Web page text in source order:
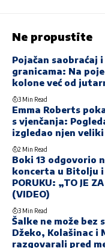
Ne propustite
Pojačan saobraćaj
granicama: Na
kolone već od
3 Min Read
Emma Roberts
s vjenčanja:
izgledao njen veliki
2 Min Read
Boki 13 odgovorio
koncerta u Bitolju i
PORUKU: „TO JE
(VIDEO)
3 Min Read
Šalke ne može bez
Džeko, Kolašinac i
razgovarali pred